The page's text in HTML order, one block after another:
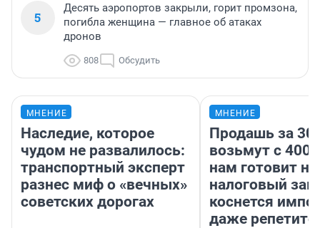
5
Десять аэропортов закрыли, горит промзона,
погибла женщина — главное об атаках
дронов
808 Обсудить
МНЕНИЕ
Наследие, которое
чудом не развалилось:
транспортный эксперт
разнес миф о «вечных»
советских дорогах
МНЕНИЕ
Продашь за
возьмут с
нам готовит
налоговый
коснется
даже